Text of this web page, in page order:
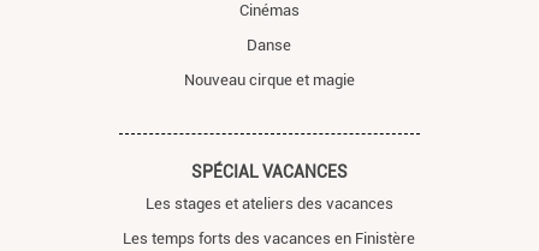
Cinémas
Danse
Nouveau cirque et magie
SPÉCIAL VACANCES
Les stages et ateliers des vacances
Les temps forts des vacances en Finistère